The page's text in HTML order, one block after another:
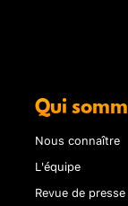
Qui
Nous connaître
L'équipe
Revue de presse